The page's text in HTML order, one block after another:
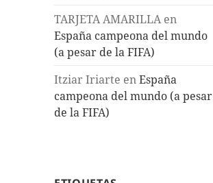
TARJETA AMARILLAen
España campeona del mundo
(a pesar de la FIFA)
Itziar Iriarte enEspaña
campeona del mundo (a pesar
de la FIFA)